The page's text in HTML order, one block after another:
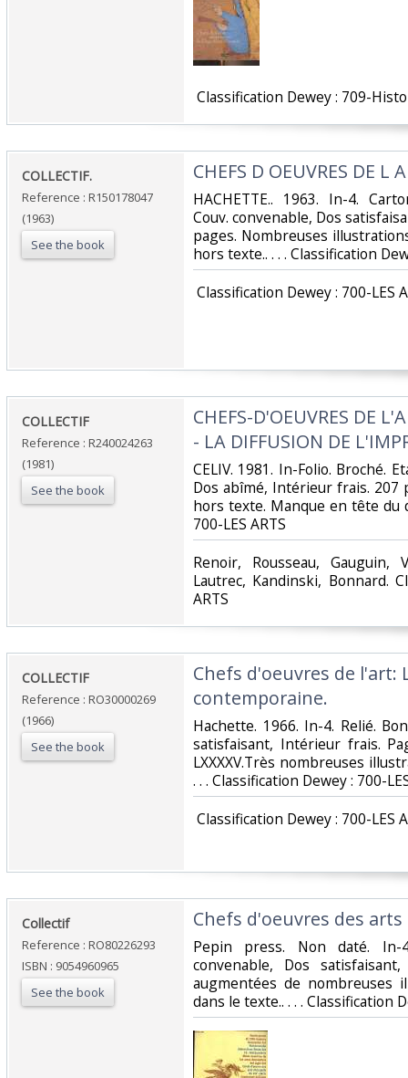
Classification Dewey : 709-
‎COLLECTIF.‎
Reference : R150178047
(1963)
See the book
‎CHEFS D OEUVRES DE L
‎HACHETTE.. 1963. In-4.
Couv. convenable, Dos
pages. Nombreuses
hors texte.. . . . Classification
Classification Dewey : 700-LES
‎COLLECTIF‎
Reference : R240024263
(1981)
See the book
‎CHEFS-D'OEUVRES DE
- LA DIFFUSION DE
‎CELIV. 1981. In-Folio. Broché.
Dos abîmé, Intérieur frais. 207
hors texte. Manque en tête du
700-LES ARTS‎
‎Renoir, Rousseau, Gauguin,
Lautrec, Kandinski, Bonnard.
ARTS‎
‎COLLECTIF‎
Reference : RO30000269
(1966)
See the book
‎Chefs d'oeuvres de l'art:
contemporaine.‎
‎Hachette. 1966. In-4. Relié.
satisfaisant, Intérieur frais.
LXXXXV.Très nombreuses
. . . Classification Dewey : 700-
Classification Dewey : 700-LES
‎Collectif‎
Reference : RO80226293
ISBN : 9054960965
See the book
‎Chefs d'oeuvres des
‎Pepin press. Non daté. In-
convenable, Dos
augmentées de
dans le texte.. . . . Classification